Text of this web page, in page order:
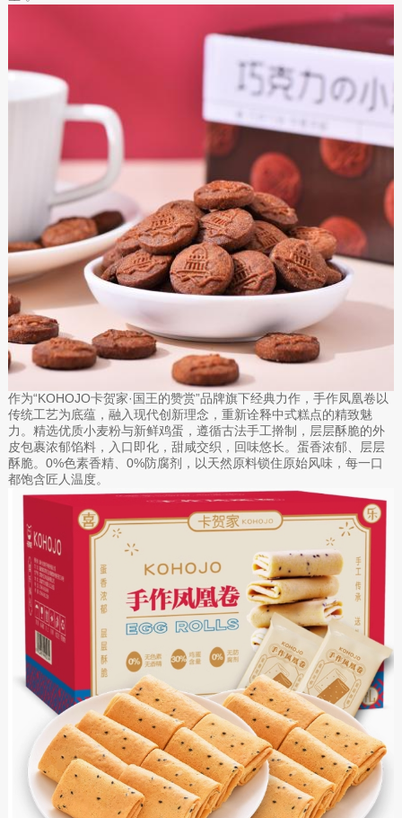
作为“KOHOJO卡贺家·国王的赞赏”品牌旗下经典力作，手作凤凰卷以
传统工艺为底蕴，融入现代创新理念，重新诠释中式糕点的精致魅
力。精选优质小麦粉与新鲜鸡蛋，遵循古法手工擀制，层层酥脆的外
皮包裹浓郁馅料，入口即化，甜咸交织，回味悠长。蛋香浓郁、层层
酥脆。0%色素香精、0%防腐剂，以天然原料锁住原始风味，每一口
都饱含匠人温度。